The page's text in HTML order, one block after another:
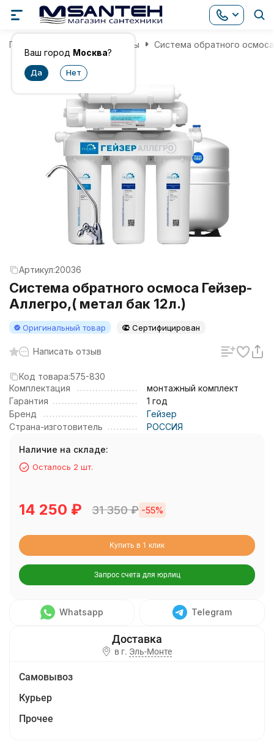
Ваш город Москва?
Главная Фильтры для воды Система обратного
Артикул:20036
Система обратного осмоса Гейзер-
Аллегро,( метал бак 12л.)
Оригинальный товар Сертифицирован
Написать отзыв
Код товара:575-830
Комплектация
монтажный комплект
Гарантия
1 год
Бренд
Гейзер
Страна-изготовитель
РОССИЯ
Наличие на складе:
Осталось 2 шт.
14 250 ₽ 31 350₽ -55%
Купить в 1 клик
Запрос счета для юрлиц
Whatsapp Telegram
в г. Эль-Монте
Самовывоз
Курьер
Прочее